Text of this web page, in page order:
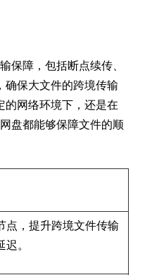
保障，包括断点续传、
确保大文件的跨境传输
的网络环境下，还是在
盘都能够保障文件的顺
点，提升跨境文件传输
。